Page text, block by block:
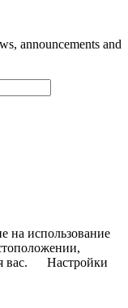
announcements and
на использование
вас.
Настройки